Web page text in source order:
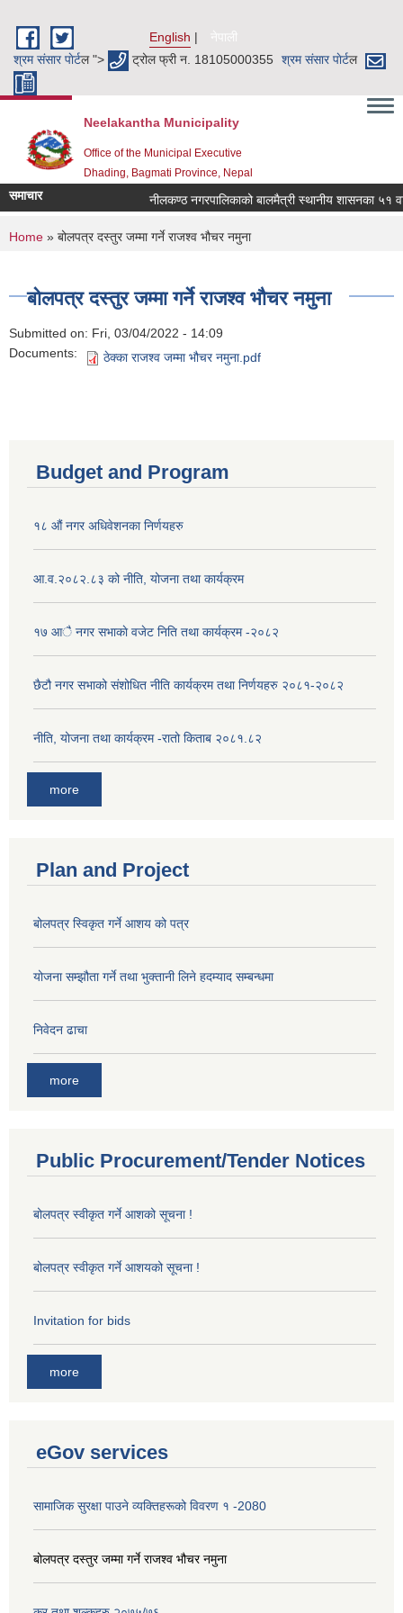
English
नेपाली
श्रम संसार पाेर्टल "> ट्रोल फ्री न. 18105000355 श्रम संसार पाेर्टल
Neelakantha Municipality
Office of the Municipal Executive
Dhading, Bagmati Province, Nepal
समाचार नीलकण्ठ नगरपालिकाको बालमैत्री स्थानीय शासनका ५१
You are here
Home » बोलपत्र दस्तुर जम्मा गर्ने राजश्व भौचर नमुना
बोलपत्र दस्तुर जम्मा गर्ने राजश्व भौचर नमुना
Submitted on: Fri, 03/04/2022 - 14:09
Documents:
ठेक्का राजश्व जम्मा भौचर नमुना.pdf
Budget and Program
१८ औं नगर अधिवेशनका निर्णयहरु
आ.व.२०८२.८३ को नीति, योजना तथा कार्यक्रम
१७ आै नगर सभाकाे वजेट निति तथा कार्यक्रम -२०८२
छैटौ नगर सभाको संशोधित नीति कार्यक्रम तथा निर्णयहरु २०८१-२०८२
नीति, योजना तथा कार्यक्रम -रातो किताब २०८१.८२
more
Plan and Project
बोलपत्र स्विकृत गर्ने आशय को पत्र
योजना सम्झौता गर्ने तथा भुक्तानी लिने हदम्याद सम्बन्धमा
निवेदन ढाचा
more
Public Procurement/Tender Notices
बोलपत्र स्वीकृत गर्ने आशको सूचना !
बोलपत्र स्वीकृत गर्ने आशयको सूचना !
Invitation for bids
more
eGov services
सामाजिक सुरक्षा पाउने व्यक्तिहरूको विवरण १ -2080
बोलपत्र दस्तुर जम्मा गर्ने राजश्व भौचर नमुना